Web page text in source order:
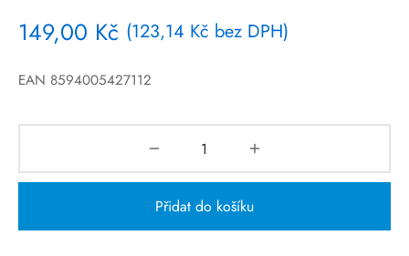
149,00 Kč (123,14 Kč bez DPH)
EAN 8594005427112
Přidat do košíku